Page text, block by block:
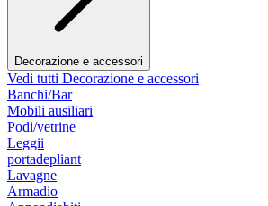
Decorazione e accessori
Vedi tutti Decorazione e accessori
Banchi/Bar
Mobili ausiliari
Podi/vetrine
Leggii
portadepliant
Lavagne
Armadio